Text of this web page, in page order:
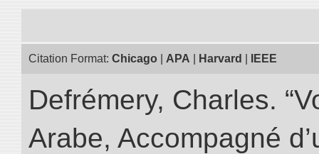
Citation Format: Chicago APA Harvard IEEE
Defrémery, Charles.
Arabe, Accompagné